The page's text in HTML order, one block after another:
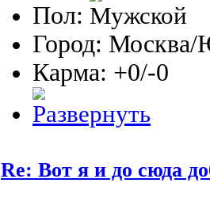
Пол:
Город:
Карма: +0/-0
Re: Вот я и до сюда